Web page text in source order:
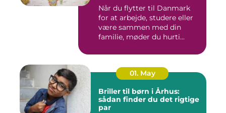
Når du flytter til Danmark
for at arbejde, studere eller
være sammen med din
familie, møder du hurti...
01. May
Briller til børn i Århus:
sådan finder du det rigtige
par